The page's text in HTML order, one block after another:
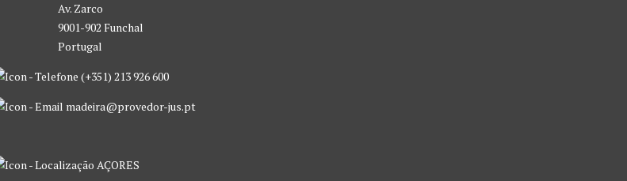
Av. Zarco
9001-902 Funchal
Portugal
(+351) 213 926 600
madeira@provedor-jus.pt
AÇORES